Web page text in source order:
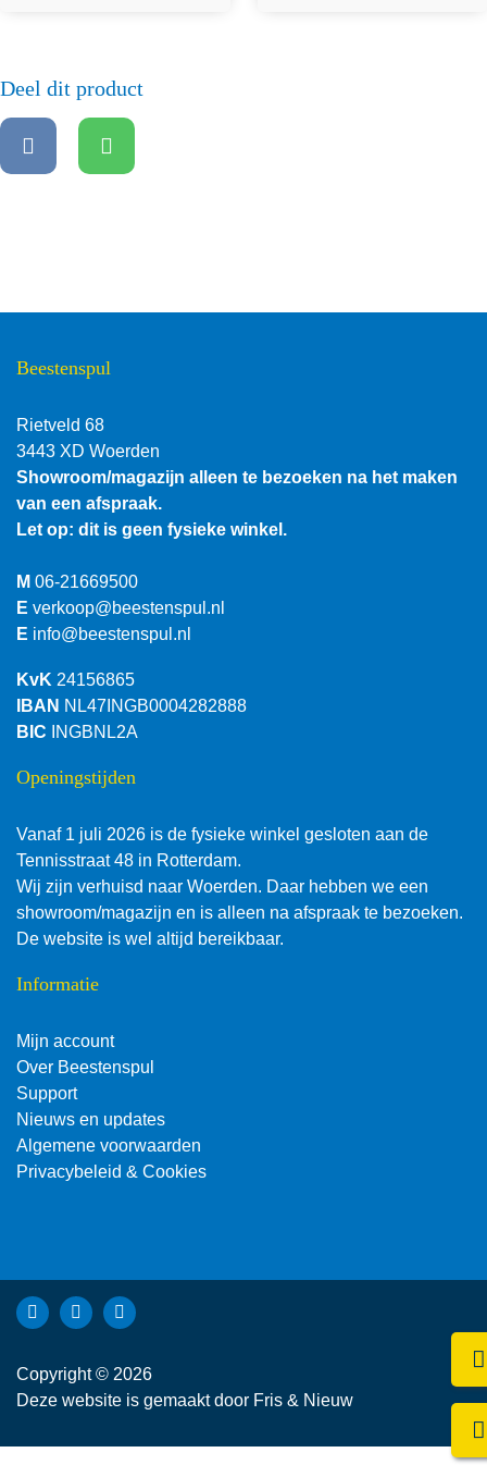
Deel dit product
Beestenspul
Rietveld 68
3443 XD Woerden
Showroom/magazijn alleen te bezoeken na het maken
van een afspraak.
Let op: dit is geen fysieke winkel.
M 06-21669500
E verkoop@beestenspul.nl
E info@beestenspul.nl
KvK 24156865
IBAN NL47INGB0004282888
BIC INGBNL2A
Openingstijden
Vanaf 1 juli 2026 is de fysieke winkel gesloten aan de
Tennisstraat 48 in Rotterdam.
Wij zijn verhuisd naar Woerden. Daar hebben we een
showroom/magazijn en is alleen na afspraak te bezoeken.
De website is wel altijd bereikbaar.
Informatie
Mijn account
Over Beestenspul
Support
Nieuws en updates
Algemene voorwaarden
Privacybeleid & Cookies
Bekijk Facebook van Beestenspul dierensport en -
Bekijk Instagram van Beestenspul dierensport en -
Bekijk YouTube van Beestenspul dierensport en
Copyright © 2026
Deze website is gemaakt door Fris & Nieuw